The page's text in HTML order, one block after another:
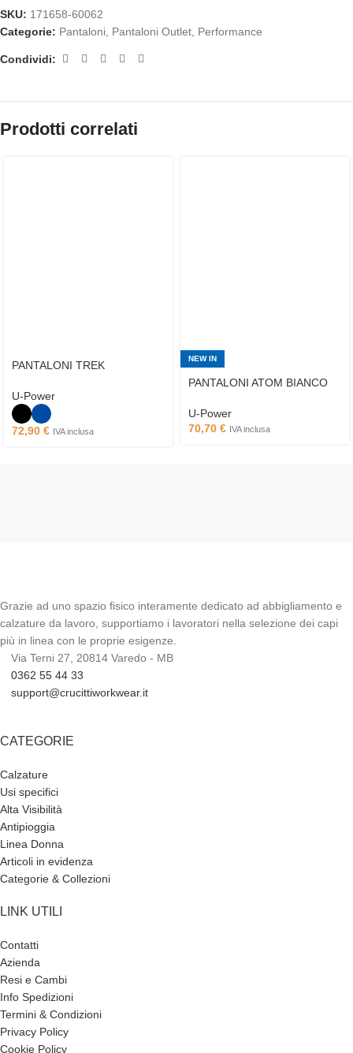
SKU: 171658-60062
Categorie: Pantaloni, Pantaloni Outlet, Performance
Condividi:
Prodotti correlati
PANTALONI TREK
U-Power
72,90 € IVA inclusa
NEW IN
PANTALONI ATOM BIANCO
U-Power
70,70 € IVA inclusa
Grazie ad uno spazio fisico interamente dedicato ad abbigliamento e
calzature da lavoro, supportiamo i lavoratori nella selezione dei capi
più in linea con le proprie esigenze.
Via Terni 27, 20814 Varedo - MB
0362 55 44 33
support@crucittiworkwear.it
CATEGORIE
Calzature
Usi specifici
Alta Visibilità
Antipioggia
Linea Donna
Articoli in evidenza
Categorie & Collezioni
LINK UTILI
Contatti
Azienda
Resi e Cambi
Info Spedizioni
Termini & Condizioni
Privacy Policy
Cookie Policy